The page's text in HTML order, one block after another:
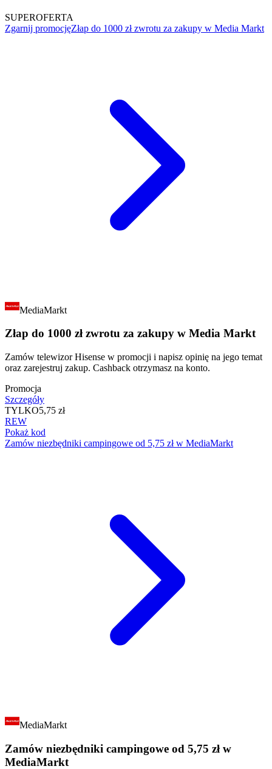
SUPEROFERTA
Zgarnij promocjęZłap do 1000 zł zwrotu za zakupy w Media Markt
MediaMarkt
Złap do 1000 zł zwrotu za zakupy w Media Markt
Zamów telewizor Hisense w promocji i napisz opinię na jego temat
oraz zarejestruj zakup. Cashback otrzymasz na konto.
Promocja
Szczegóły
TYLKO5,75 zł
REW
Pokaż kod
Zamów niezbędniki campingowe od 5,75 zł w MediaMarkt
MediaMarkt
Zamów niezbędniki campingowe od 5,75 zł w
MediaMarkt